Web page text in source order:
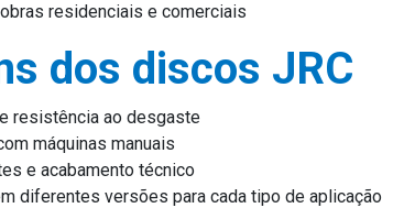
residenciais e comerciais
dos discos JRC
resistência ao desgaste
máquinas manuais
e acabamento técnico
diferentes versões para cada tipo de aplicação